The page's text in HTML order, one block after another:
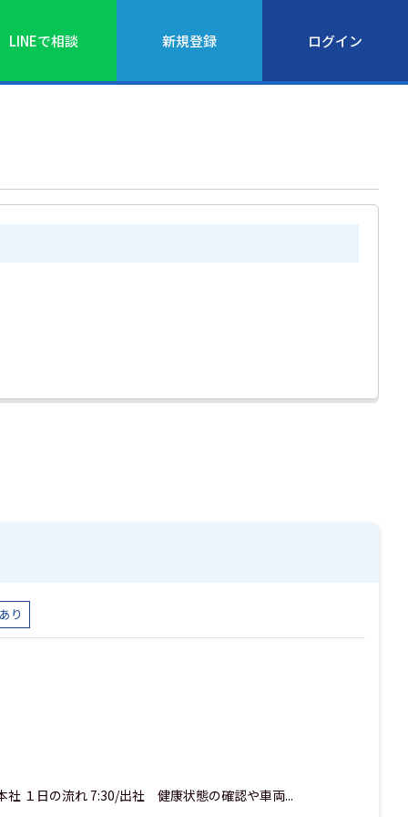
LINEで相談 新規登録 ログイン
り
社 １日の流れ 7:30/出社 健康状態の確認や車両...